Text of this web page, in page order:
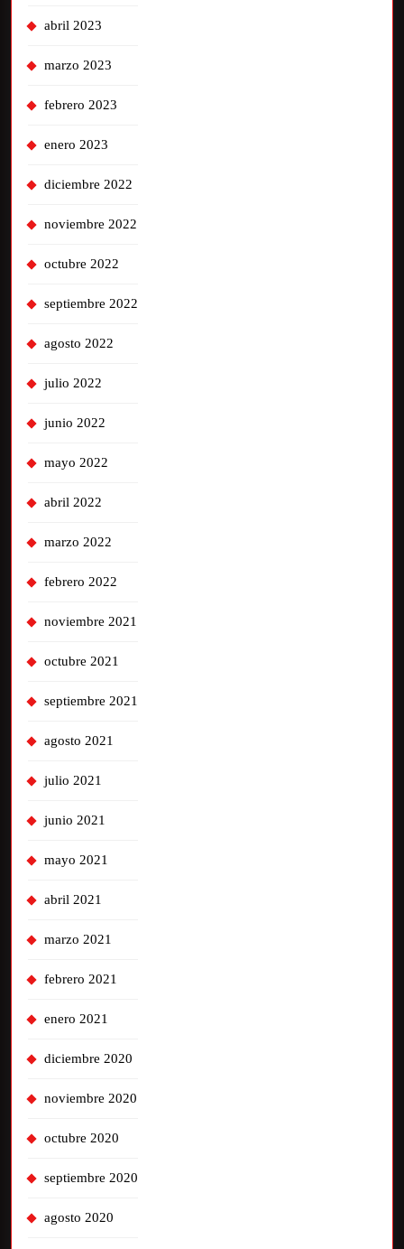
abril 2023
marzo 2023
febrero 2023
enero 2023
diciembre 2022
noviembre 2022
octubre 2022
septiembre 2022
agosto 2022
julio 2022
junio 2022
mayo 2022
abril 2022
marzo 2022
febrero 2022
noviembre 2021
octubre 2021
septiembre 2021
agosto 2021
julio 2021
junio 2021
mayo 2021
abril 2021
marzo 2021
febrero 2021
enero 2021
diciembre 2020
noviembre 2020
octubre 2020
septiembre 2020
agosto 2020